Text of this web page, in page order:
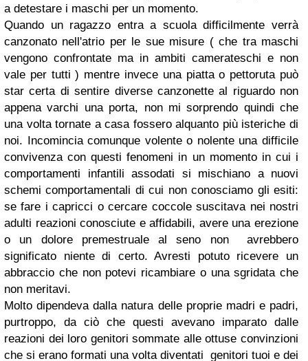
a detestare i maschi per un momento.
Quando un ragazzo entra a scuola difficilmente verrà
canzonato nell'atrio per le sue misure ( che tra maschi
vengono confrontate ma in ambiti camerateschi e non
vale per tutti ) mentre invece una piatta o pettoruta può
star certa di sentire diverse canzonette al riguardo non
appena varchi una porta, non mi sorprendo quindi che
una volta tornate a casa fossero alquanto più isteriche di
noi. Incomincia comunque volente o nolente una difficile
convivenza con questi fenomeni in un momento in cui i
comportamenti infantili assodati si mischiano a nuovi
schemi comportamentali di cui non conosciamo gli esiti:
se fare i capricci o cercare coccole suscitava nei nostri
adulti reazioni conosciute e affidabili, avere una erezione
o un dolore premestruale al seno non avrebbero
significato niente di certo. Avresti potuto ricevere un
abbraccio che non potevi ricambiare o una sgridata che
non meritavi.
Molto dipendeva dalla natura delle proprie madri e padri,
purtroppo, da ciò che questi avevano imparato dalle
reazioni dei loro genitori sommate alle ottuse convinzioni
che si erano formati una volta diventati genitori tuoi e dei